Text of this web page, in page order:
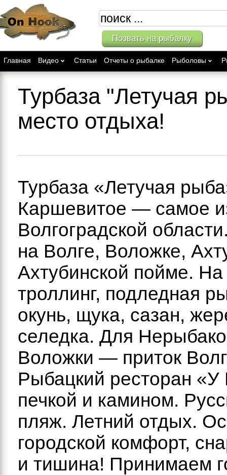
Позвать на рыбалку
Главная Видео Статьи Отчеты о рыбалке Рыболовы
Турбаза "Летучая
место отдыха!
Турбаза «Летучая
Каршевитое — самое
Волгоградской
на Волге, Воложке,
Ахтубинской пойме.
троллинг, подледная
окунь, щука, сазан,
селедка. Для
Воложки — приток
Рыбацкий ресторан
печкой и камином.
пляж. Летний отдых.
городской комфорт,
и тишина! Принимаем